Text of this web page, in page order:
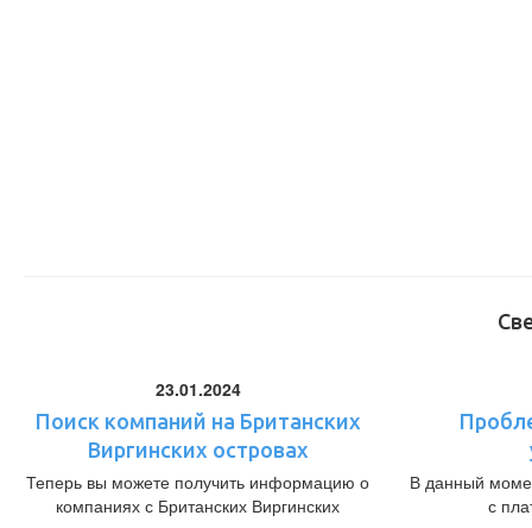
23.01.2024
Поиск компаний на Британских
Виргинских островах
Теперь вы можете получить информацию о
компаниях с Британских Виргинских
В данный
с